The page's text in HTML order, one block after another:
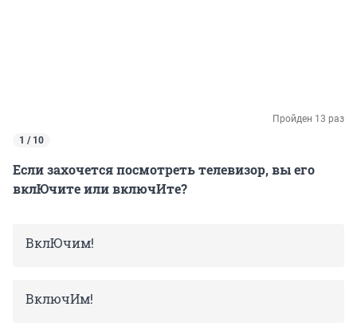
Пройден 13 раз
1 / 10
Если захочется посмотреть телевизор, вы его
вклЮчите или включИте?
ВклЮчим!
ВключИм!